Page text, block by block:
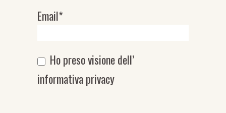
Email*
Ho preso visione dell’
informativa privacy